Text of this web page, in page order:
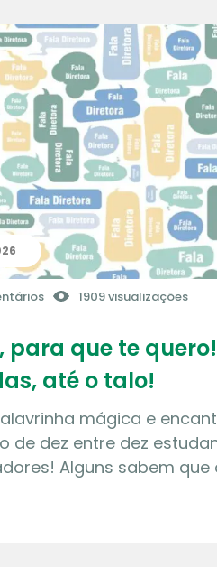
1909 visualizações
para que te
até o talo!
mágica e
de dez entre dez
Alguns sabem que